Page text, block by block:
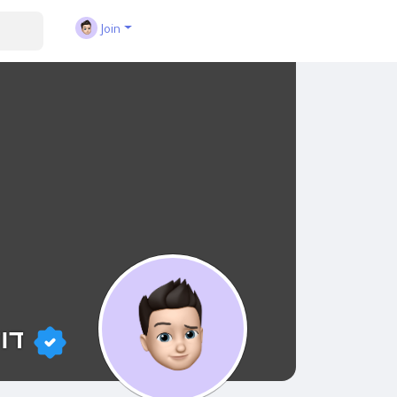
Join